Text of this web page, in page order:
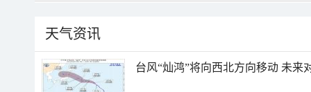
天气资讯
台风“灿鸿”将向西北方向移动 未来